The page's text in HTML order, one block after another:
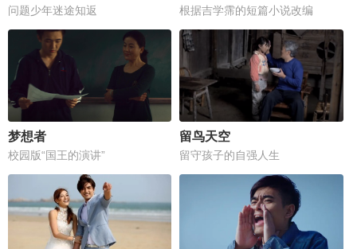
问题少年迷途知返 根据吉学霈的短篇小说改编
梦想者
校园版“国王的演讲”
留鸟天空
留守孩子的自强人生